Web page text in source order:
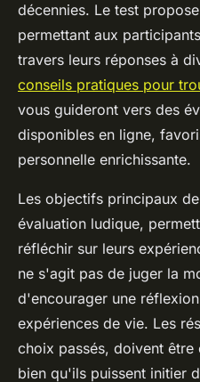
décennies. Le test
permettant aux
travers leurs réponses à
conseils pratiques pour
vous guideront vers des
disponibles en ligne,
personnelle enrichissante.
Les objectifs principaux
évaluation ludique,
réfléchir sur leurs
ne s'agit pas de juger la
d'encourager une
expériences de vie. Les
choix passés, doivent être
bien qu'ils puissent initier